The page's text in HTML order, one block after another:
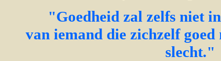
"Goedheid zal zelfs niet
van iemand die zichzelf goed
slecht."